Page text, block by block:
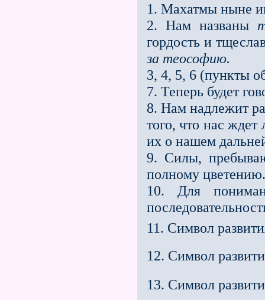
1. Махатмы ныне
2. Нам названы
гордость и
за теософию.
3, 4, 5, 6 (пункты
7. Теперь будет
8. Нам надлежит
того, что нас
их о нашем
9. Силы,
полному цветению.
10. Для
11. Символ
12. Символ
13. Символ